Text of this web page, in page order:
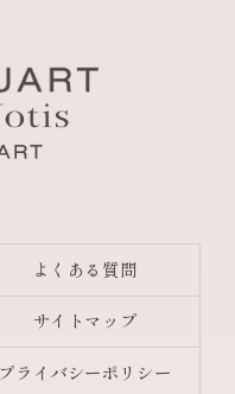
よくある質問
サイトマップ
プライバシーポリシー